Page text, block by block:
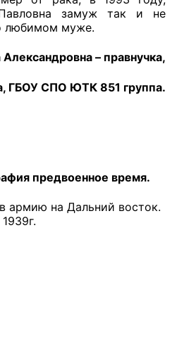
ОП КО
замуж так и не
любимом муже.
– правнучка,
ГБОУ СПО ЮТК 851 группа.
предвоенное время.
армию на Дальний восток.
1939г.